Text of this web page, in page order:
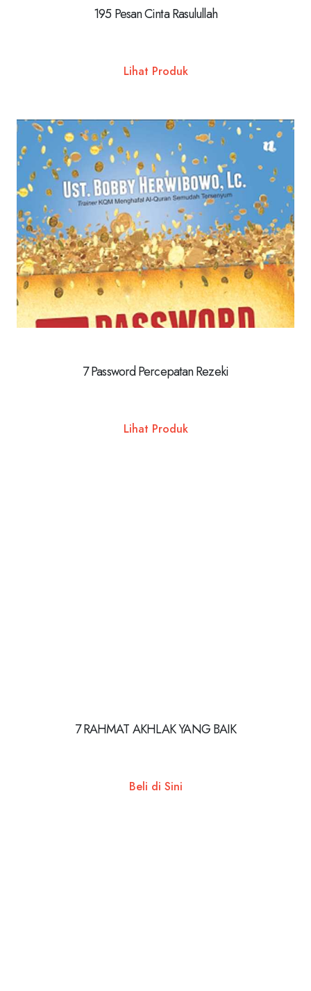
195 Pesan Cinta Rasulullah
Lihat Produk
7 Password Percepatan Rezeki
Lihat Produk
7 RAHMAT AKHLAK YANG BAIK
Beli di Sini